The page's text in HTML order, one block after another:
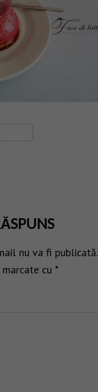
nu va fi publicată.
cu *